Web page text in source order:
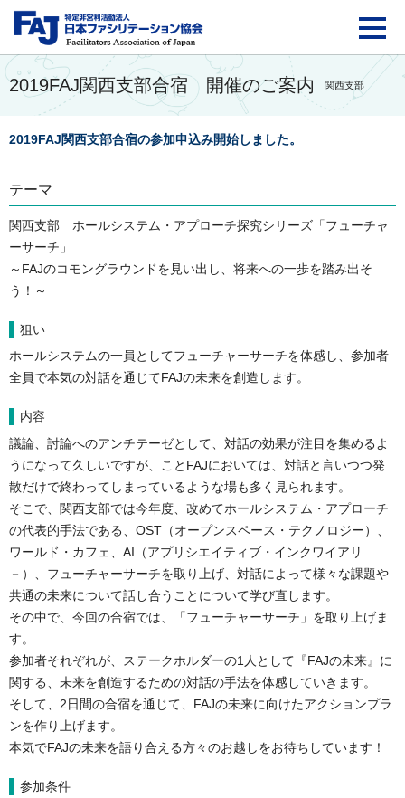
FAJ：特定非営利活動
2019FAJ関西支部合宿 開催のご案内 関西支部
2019FAJ関西支部合宿の参加申込み開始しました。
テーマ
関西支部 ホールシステム・アプローチ探究シリーズ「フューチャ
ーサーチ」
～FAJのコモングラウンドを見い出し、将来への一歩を踏み出そ
う！～
狙い
ホールシステムの一員としてフューチャーサーチを体感し、参加者
全員で本気の対話を通じてFAJの未来を創造します。
内容
議論、討論へのアンチテーゼとして、対話の効果が注目を集めるよ
うになって久しいですが、ことFAJにおいては、対話と言いつつ発
散だけで終わってしまっているような場も多く見られます。
そこで、関西支部では今年度、改めてホールシステム・アプローチ
の代表的手法である、OST（オープンスペース・テクノロジー）、
ワールド・カフェ、AI（アプリシエイティブ・インクワイアリ
－）、フューチャーサーチを取り上げ、対話によって様々な課題や
共通の未来について話し合うことについて学び直します。
その中で、今回の合宿では、「フューチャーサーチ」を取り上げま
す。
参加者それぞれが、ステークホルダーの1人として『FAJの未来』に
関する、未来を創造するための対話の手法を体感していきます。
そして、2日間の合宿を通じて、FAJの未来に向けたアクションプラ
ンを作り上げます。
本気でFAJの未来を語り合える方々のお越しをお待ちしています！
参加条件